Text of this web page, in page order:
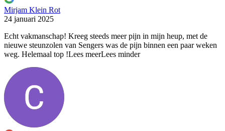
Mirjam Klein Rot
24 januari 2025
Echt vakmanschap! Kreeg steeds meer pijn in mijn heup, met de
nieuwe steunzolen van Sengers was de pijn binnen een paar weken
weg. Helemaal top !Lees meerLees minder